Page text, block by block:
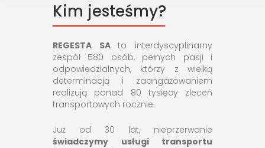
Kim jesteśmy?
REGESTA SAto interdyscyplinarny
zespół 580 osób, pełnych pasji i
odpowiedzialnych, którzy z wielką
determinacją i zaangażowaniem
realizują ponad 80 tysięcy zleceń
transportowych rocznie.
Już od 30 lat, nieprzerwanie
świadczymy usługi transportu